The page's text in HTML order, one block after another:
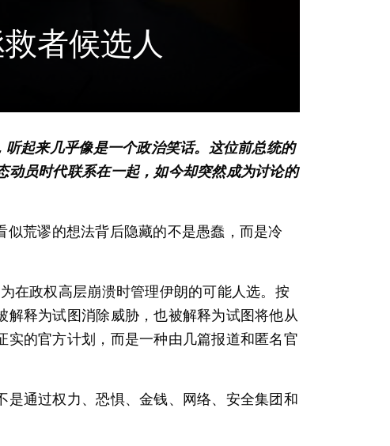
者候选人
起来几乎像是一个政治笑话。这位前总统的
员时代联系在一起，如今却突然成为讨论的
荒谬的想法背后隐藏的不是愚蠢，而是冷
在政权高层崩溃时管理伊朗的可能人选。按
释为试图消除威胁，也被解释为试图将他从
的官方计划，而是一种由几篇报道和匿名官
通过权力、恐惧、金钱、网络、安全集团和